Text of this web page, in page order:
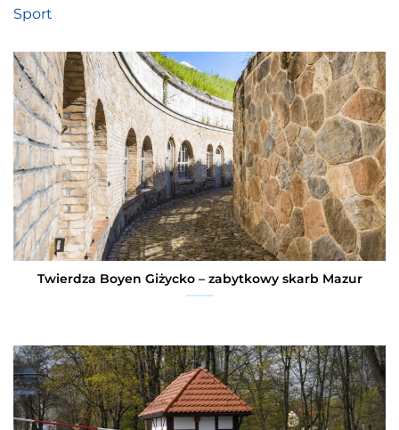
Sport
Twierdza Boyen Giżycko – zabytkowy skarb Mazur